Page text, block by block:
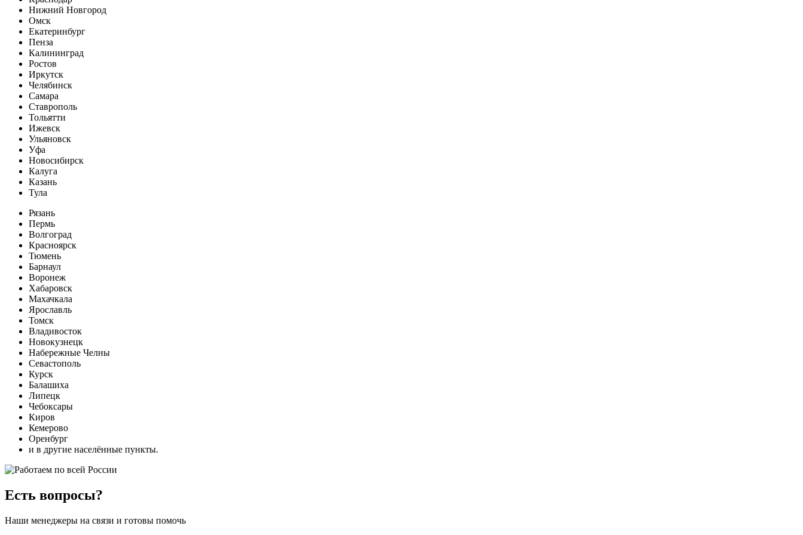
Нижний Новгород
Омск
Екатеринбург
Пенза
Калининград
Ростов
Иркутск
Челябинск
Самара
Ставрополь
Тольятти
Ижевск
Ульяновск
Уфа
Новосибирск
Калуга
Казань
Тула
Рязань
Пермь
Волгоград
Красноярск
Тюмень
Барнаул
Воронеж
Хабаровск
Махачкала
Ярославль
Томск
Владивосток
Новокузнецк
Набережные Челны
Севастополь
Курск
Балашиха
Липецк
Чебоксары
Киров
Кемерово
Оренбург
и в другие населённые пункты.
Есть вопросы?
Наши менеджеры на связи и готовы помочь